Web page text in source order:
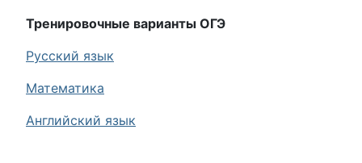
Тренировочные варианты ОГЭ
Русский язык
Математика
Английский язык